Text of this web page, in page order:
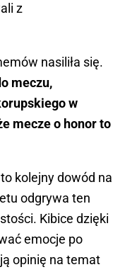
z
nasiliła się.
meczu,
w
mecze o honor to
kolejny dowód na
odgrywa ten
Kibice dzięki
emocje po
opinię na temat